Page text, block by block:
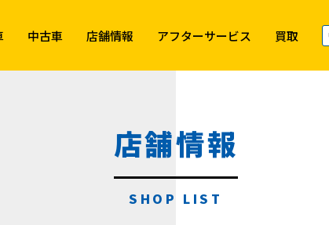
中古車 店舗情報 アフターサービス 買取
店舗情報